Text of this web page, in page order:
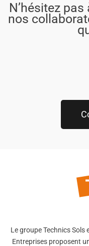
N’hésitez
nos
Le groupe Technics
Entreprises proposent